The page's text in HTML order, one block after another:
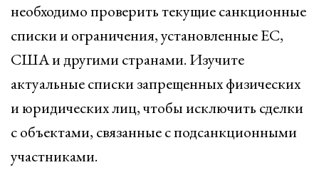
необходимо проверить текущие санкционные
списки и ограничения, установленные ЕС,
США и другими странами. Изучите
актуальные списки запрещенных физических
и юридических лиц, чтобы исключить сделки
с объектами, связанные с подсанкционными
участниками.